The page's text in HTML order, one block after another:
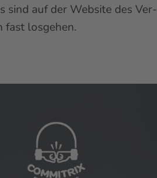
sind auf der Website des Ver-
fast losgehen.